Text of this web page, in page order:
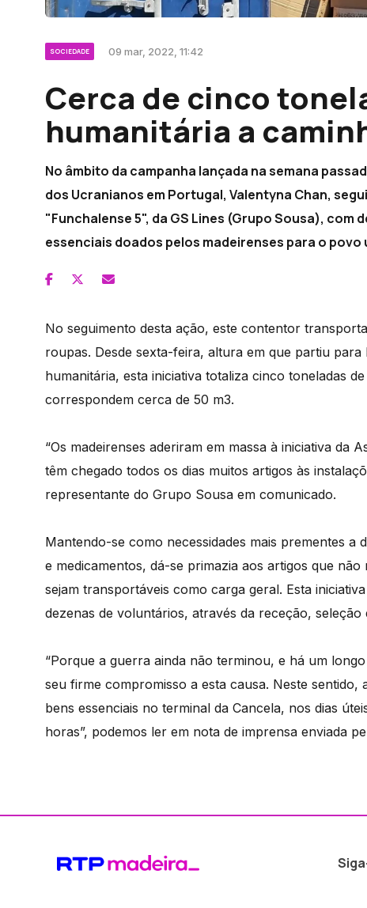
SOCIEDADE 09 mar, 2022, 11:42
Cerca de cinco
humanitária a
No âmbito da campanha lançada na semana
dos Ucranianos em Portugal, Valentyna Chan,
"Funchalense 5", da GS Lines (Grupo Sousa),
essenciais doados pelos madeirenses para o povo
No seguimento desta ação, este contentor
roupas. Desde sexta-feira, altura em que partiu
humanitária, esta iniciativa totaliza cinco toneladas
correspondem cerca de 50 m3.
“Os madeirenses aderiram em massa à iniciativa da
têm chegado todos os dias muitos artigos às
representante do Grupo Sousa em comunicado.
Mantendo-se como necessidades mais prementes
e medicamentos, dá-se primazia aos artigos que
sejam transportáveis como carga geral. Esta
dezenas de voluntários, através da receção,
“Porque a guerra ainda não terminou, e há um
seu firme compromisso a esta causa. Neste
bens essenciais no terminal da Cancela, nos dias
horas”, podemos ler em nota de imprensa enviada